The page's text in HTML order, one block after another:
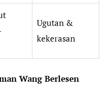
Ugutan &
kekerasan
Wang Berlesen